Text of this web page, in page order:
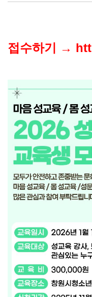
접수하기 →